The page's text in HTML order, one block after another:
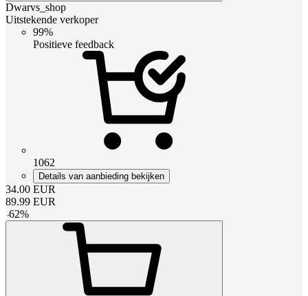
Dwarvs_shop
Uitstekende verkoper
99%
Positieve feedback
1062
Details van aanbieding bekijken
34.00 EUR
89.99 EUR
-62%